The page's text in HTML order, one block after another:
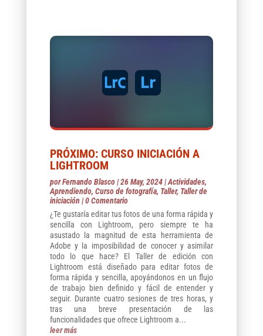
PRÓXIMO: CURSO INICIACIÓN A
LIGHTROOM
porFernando Blasco|26 May, 2024|Actividades,
Aprendiendo, Curso de fotografía, Taller, Taller de
iniciación | 0 Comentario
¿Te gustaría editar tus fotos de una forma rápida y
sencilla con Lightroom, pero siempre te ha
asustado la magnitud de esta herramienta de
Adobe y la imposibilidad de conocer y asimilar
todo lo que hace? El Taller de edición con
Lightroom está diseñado para editar fotos de
forma rápida y sencilla, apoyándonos en un flujo
de trabajo bien definido y fácil de entender y
seguir. Durante cuatro sesiones de tres horas, y
tras una breve presentación de las
funcionalidades que ofrece Lightroom a...
leer más